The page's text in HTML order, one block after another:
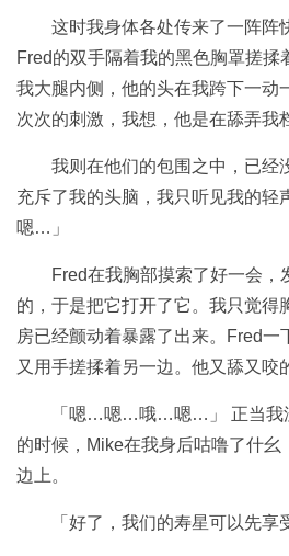
这时我身体各处传来了一阵阵
Fred的双手隔着我的黑色胸罩搓揉
我大腿内侧，他的头在我跨下一动
次次的刺激，我想，他是在舔弄我
我则在他们的包围之中，已经
充斥了我的头脑，我只听见我的
嗯…」
Fred在我胸部摸索了好一会，
的，于是把它打开了它。我只觉得
房已经颤动着暴露了出来。Fred一
又用手搓揉着另一边。他又舔又咬
「嗯…嗯…哦…嗯…」 正当我
的时候，Mike在我身后咕噜了什
边上。
「好了，我们的寿星可以先享